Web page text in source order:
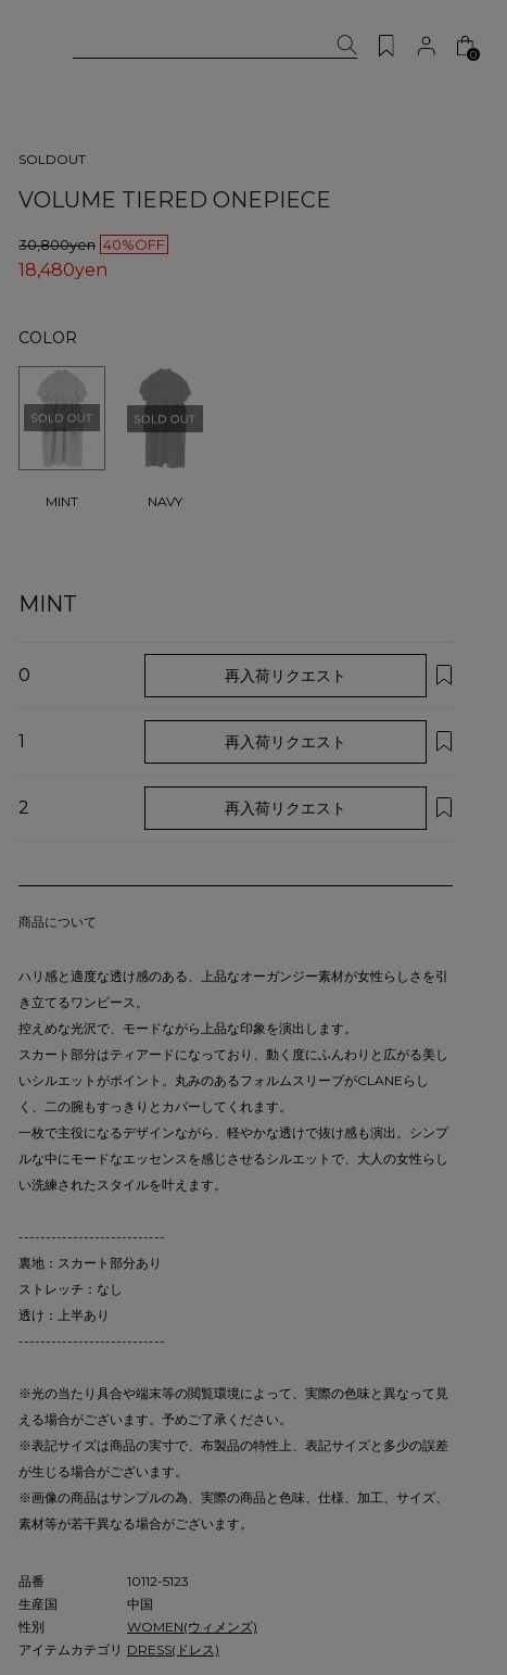
0
SOLDOUT
VOLUME TIERED ONEPIECE
30,800yen 40%OFF
18,480yen
COLOR
MINT NAVY
MINT
0 再入荷リクエスト
1 再入荷リクエスト
2 再入荷リクエスト
商品について
ハリ感と適度な透け感のある、上品なオーガンジー素材が女性らしさを引
き立てるワンピース。
控えめな光沢で、モードながら上品な印象を演出します。
スカート部分はティアードになっており、動く度にふんわりと広がる美し
いシルエットがポイント。丸みのあるフォルムスリーブがCLANEらし
く、二の腕もすっきりとカバーしてくれます。
一枚で主役になるデザインながら、軽やかな透けで抜け感も演出。シンプ
ルな中にモードなエッセンスを感じさせるシルエットで、大人の女性らし
い洗練されたスタイルを叶えます。
---------------------------
裏地：スカート部分あり
ストレッチ：なし
透け：上半あり
---------------------------
※光の当たり具合や端末等の閲覧環境によって、実際の色味と異なって見
える場合がございます。予めご了承ください。
※表記サイズは商品の実寸で、布製品の特性上、表記サイズと多少の誤差
が生じる場合がございます。
※画像の商品はサンプルの為、実際の商品と色味、仕様、加工、サイズ、
素材等が若干異なる場合がございます。
品番
10112-5123
生産国
中国
性別
WOMEN(ウィメンズ)
アイテムカテゴリ DRESS(ドレス)